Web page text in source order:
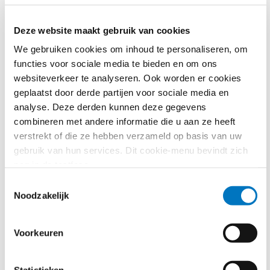
Deze website maakt gebruik van cookies
We gebruiken cookies om inhoud te personaliseren, om
functies voor sociale media te bieden en om ons
websiteverkeer te analyseren. Ook worden er cookies
geplaatst door derde partijen voor sociale media en
analyse. Deze derden kunnen deze gegevens
combineren met andere informatie die u aan ze heeft
verstrekt of die ze hebben verzameld op basis van uw
gebruik van hun services. Dit cookie-menu bevindt zich
Noodzakelijk
Voorkeuren
gebieden te bevorderen. De Raad wil een langere
Voor gemeenten met minder dan 3.500 inwoners
wordt het mogelijk om de standaard
overgangsperiode van 24 maanden te verlengen met
nog eens 12 maanden. Zo hebben gemeenten die
minder capaciteit en kennis in huis hebben vanwege
hun omvang toch genoeg tijd om zich aan te passen
aan de nieuwe regels.
Decentrale Relevantie
relevant voor decentrale overheden omdat
uit te rollen en gemeenten geven de vergunningen
Daarnaast krijgen decentrale overheden zelf ook te